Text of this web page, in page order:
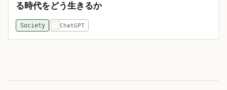
る時代をどう生きるか
Society ChatGPT